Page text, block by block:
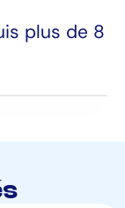
plus de 8